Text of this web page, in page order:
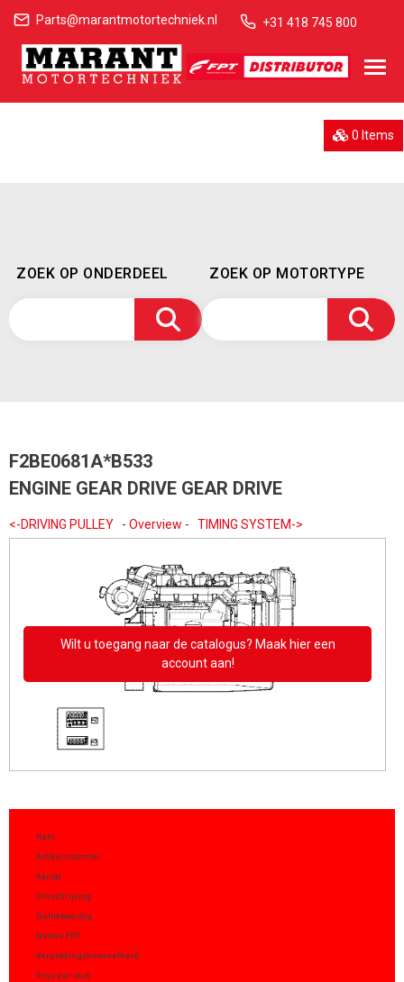
Parts@marantmotortechniek.nl +31 418 745 800
0 Items
ZOEK OP ONDERDEEL ZOEK OP MOTORTYPE
F2BE0681A*B533
ENGINE GEAR DRIVE GEAR DRIVE
<-DRIVING PULLEY - Overview - TIMING SYSTEM->
Wilt u toegang naar de catalogus? Maak hier een
account aan!
Item
Artikel nummer
Aantal
Omschrijving
Gelijkwaardig
Notitie FPT
Verpakkingshoeveelheid
Prijs per stuk